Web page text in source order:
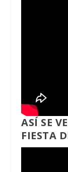
ASÍ SE
FIESTA